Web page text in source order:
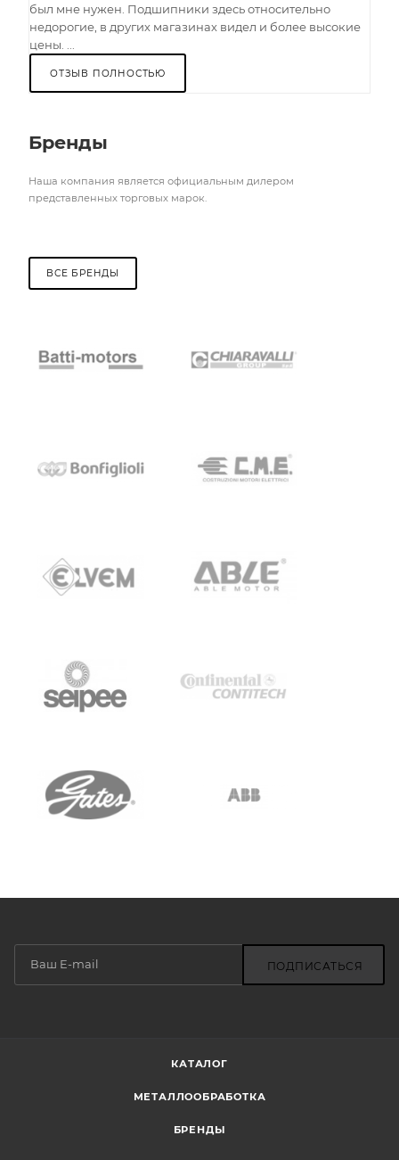
был мне нужен. Подшипники здесь относительно
недорогие, в других магазинах видел и более высокие
цены. ...
ОТЗЫВ ПОЛНОСТЬЮ
Бренды
Наша компания является официальным дилером
представленных торговых марок.
ВСЕ БРЕНДЫ
ПОДПИСАТЬСЯ
КАТАЛОГ
МЕТАЛЛООБРАБОТКА
БРЕНДЫ